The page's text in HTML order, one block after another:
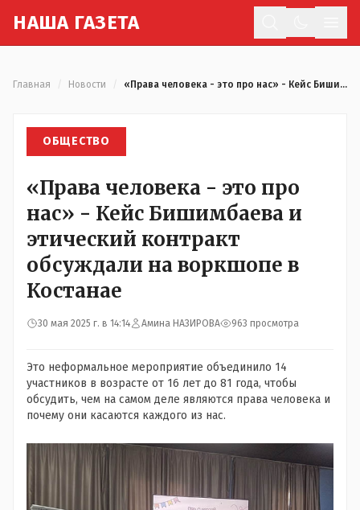
НАША ГАЗЕТА
Главная Новости «Права человека - это про нас» - Кейс Бишимбаева и этический контракт обсуждали на воркшопе в Костанае
ОБЩЕСТВО
«Права человека - это про
нас» - Кейс Бишимбаева и
этический контракт
обсуждали на воркшопе в
Костанае
30 мая 2025 г. в 14:14 Амина НАЗИРОВА 963 просмотра
Это неформальное мероприятие объединило 14
участников в возрасте от 16 лет до 81 года, чтобы
обсудить, чем на самом деле являются права человека и
почему они касаются каждого из нас.